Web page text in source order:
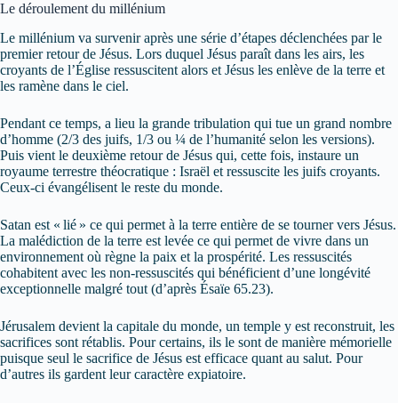
Le déroulement du millénium
Le millénium va survenir après une série d’étapes déclenchées par le
premier retour de Jésus. Lors duquel Jésus paraît dans les airs, les
croyants de l’Église ressuscitent alors et Jésus les enlève de la terre et
les ramène dans le ciel.
Pendant ce temps, a lieu la grande tribulation qui tue un grand nombre
d’homme (2/3 des juifs, 1/3 ou ¼ de l’humanité selon les versions).
Puis vient le deuxième retour de Jésus qui, cette fois, instaure un
royaume terrestre théocratique : Israël et ressuscite les juifs croyants.
Ceux-ci évangélisent le reste du monde.
Satan est « lié » ce qui permet à la terre entière de se tourner vers Jésus.
La malédiction de la terre est levée ce qui permet de vivre dans un
environnement où règne la paix et la prospérité. Les ressuscités
cohabitent avec les non-ressuscités qui bénéficient d’une longévité
exceptionnelle malgré tout (d’après Ésaïe 65.23).
Jérusalem devient la capitale du monde, un temple y est reconstruit, les
sacrifices sont rétablis. Pour certains, ils le sont de manière mémorielle
puisque seul le sacrifice de Jésus est efficace quant au salut. Pour
d’autres ils gardent leur caractère expiatoire.